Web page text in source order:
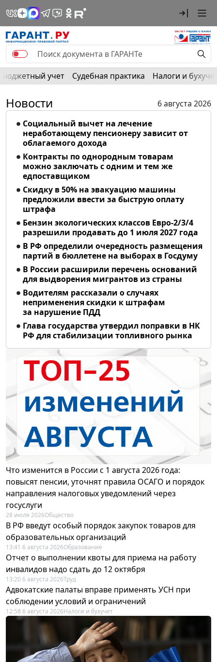
Бюджетный учет Судебная практика Налоги и
Новости
6 августа 2026
Социальный вычет на лечение
неработающему пенсионеру зависит от
облагаемого дохода
Контракты по однородным товарам
можно заключать с одним и тем же
едпоставщиком
Скидку в 50% на эвакуацию машины
предложили ввести за быструю оплату
штрафа
Бензин экологических классов Евро-2/3/4
разрешили продавать до 1 июля 2027 года
В РФ определили очередность размещения
партий в бюллетене на выборах в Госдуму
В России расширили перечень оснований
для выдворения мигрантов из страны
Водителям рассказали о случаях
неприменения скидки к штрафам
за нарушение ПДД
Глава государства утвердил поправки в НК
РФ для стабилизации топливного рынка
Что изменится в России с 1 августа 2026 года:
повысят пенсии, уточнят правила ОСАГО и порядок
направления налоговых уведомлений через
госуслуги
28 июля 2026Общество
В РФ введут особый порядок закупок товаров для
образовательных организаций
13:41 6 августа 2026Образование
Отчет о выполнении квоты для приема на работу
инвалидов надо сдать до 12 октября
13:20 6 августа 2026Труд
Адвокатские палаты вправе применять УСН при
соблюдении условий и ограничений
12:58 6 августа 2026Налоги и бухучет